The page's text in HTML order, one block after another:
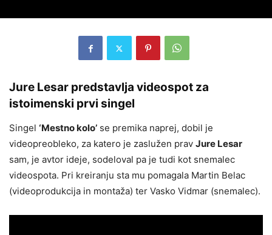
Jure Lesar predstavlja videospot za
istoimenski prvi singel
Singel ‘Mestno kolo’ se premika naprej, dobil je
videopreobleko, za katero je zaslužen prav Jure Lesar
sam, je avtor ideje, sodeloval pa je tudi kot snemalec
videospota. Pri kreiranju sta mu pomagala Martin Belac
(videoprodukcija in montaža) ter Vasko Vidmar (snemalec).